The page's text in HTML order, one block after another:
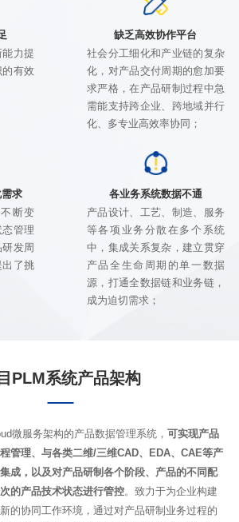
力提
有效
缺乏高效协作平台
社会分工细化和产业链的复杂
化，对产品交付周期的愈加要
求严格，在产品研制过程中急
需能支持跨企业、跨地域并行
化、多专业高效率协同；
求
断变
管理
发周
出了挑
各业务系统数据不通
产品设计、工艺、制造、服务
等各项业务分散在多个系统
中，集成关系复杂，建立贯穿
产品全生命周期的单一数据
源，打通全数据链和业务链，
成为迫切需求；
PLM系统产品架构
微服务架构的产品数据管理系统， 可实现产品
管理、与各类二维/三维CAD、EDA、CAE等产
成，以及对产品研制各个阶段、产品的不同配
的产品技术状态进行管控。致力于为企业构建
的协同工作环境，通过对产品研制业务过程的